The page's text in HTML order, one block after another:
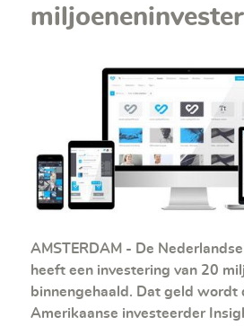
AMSTERDAM - De
heeft een investering van 20
binnengehaald. Dat geld wordt
Amerikaanse investeerder